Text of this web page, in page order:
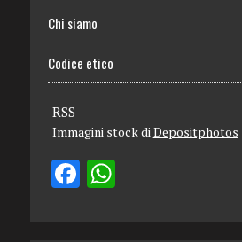
Chi siamo
Codice etico
RSS
Immagini stock diDepositphotos